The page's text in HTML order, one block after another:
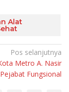
Alat
Pos selanjutnya
Metro A. Nasir
Fungsional